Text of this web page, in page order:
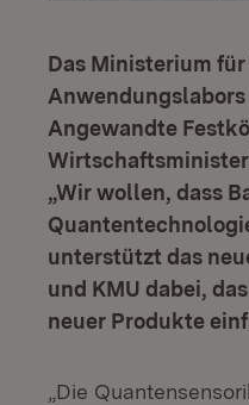
Das Ministerium
Angewandte
„Wir wollen, dass
unterstützt das
und KMU dabei,
neuer Produkte
„Die